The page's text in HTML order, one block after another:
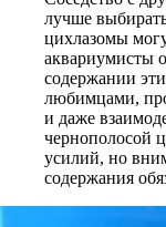
лучше
цихлазомы
аквариумисты
содержании
любимцами,
и даже
чернополосой
усилий, но
содержания